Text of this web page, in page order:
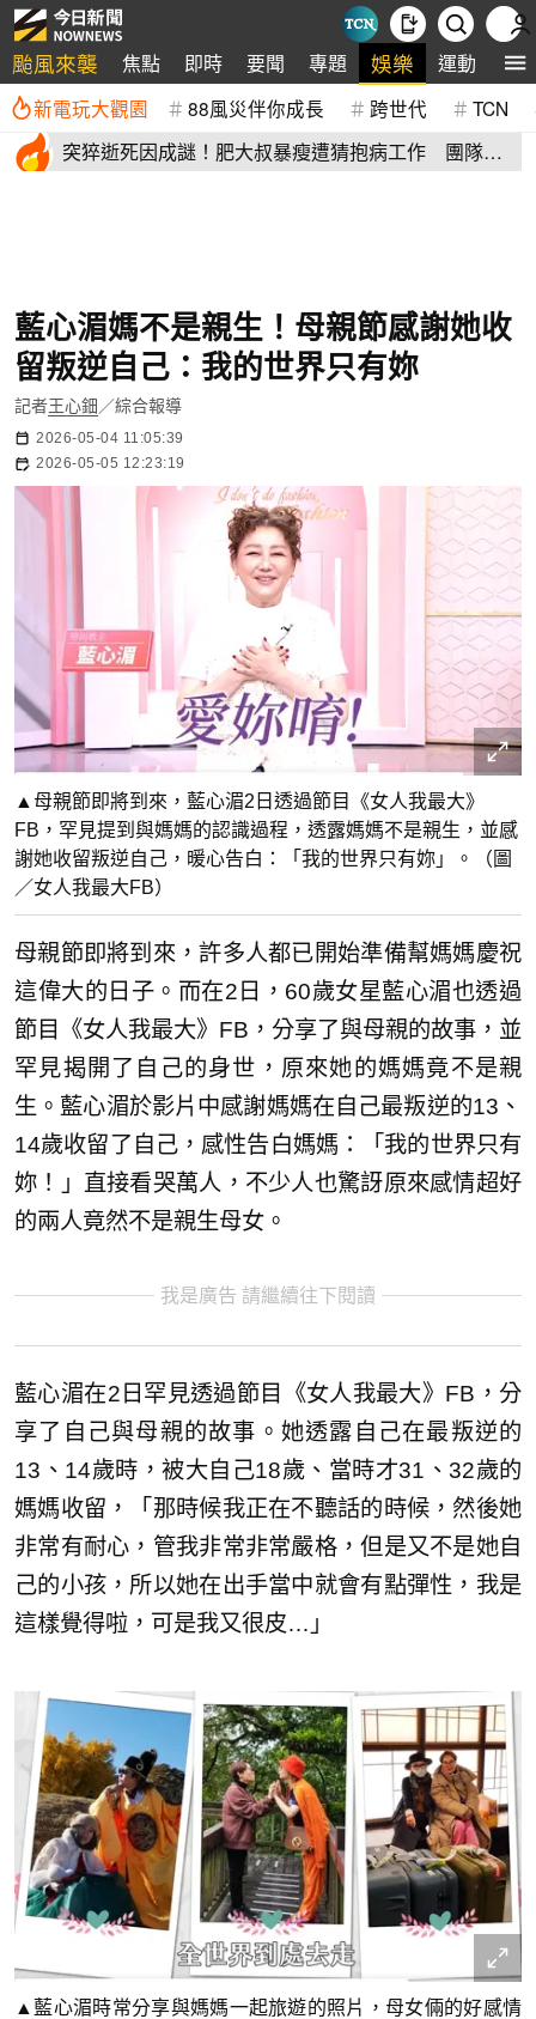
颱風來襲 焦點 即時 要聞 專題 娛樂 運動 全
新電玩大觀園 88風災伴你成長 跨世代 TCN
突猝逝死因成謎！肥大叔暴瘦遭猜抱病工作 團隊宣
藍心湄媽不是親生！母親節感謝她收
留叛逆自己：我的世界只有妳
記者王心鈿 ／綜合報導
2026-05-04 11:05:39
2026-05-05 12:23:19
▲母親節即將到來，藍心湄2日透過節目《女人我最大》
FB，罕見提到與媽媽的認識過程，透露媽媽不是親生，並感
謝她收留叛逆自己，暖心告白：「我的世界只有妳」。（圖
／女人我最大FB）
母親節即將到來，許多人都已開始準備幫媽媽慶祝
這偉大的日子。而在2日，60歲女星藍心湄也透過
節目《女人我最大》FB，分享了與母親的故事，並
罕見揭開了自己的身世，原來她的媽媽竟不是親
生。藍心湄於影片中感謝媽媽在自己最叛逆的13、
14歲收留了自己，感性告白媽媽：「我的世界只有
妳！」直接看哭萬人，不少人也驚訝原來感情超好
的兩人竟然不是親生母女。
我是廣告 請繼續往下閱讀
藍心湄在2日罕見透過節目《女人我最大》FB，分
享了自己與母親的故事。她透露自己在最叛逆的
13、14歲時，被大自己18歲、當時才31、32歲的
媽媽收留，「那時候我正在不聽話的時候，然後她
非常有耐心，管我非常非常嚴格，但是又不是她自
己的小孩，所以她在出手當中就會有點彈性，我是
這樣覺得啦，可是我又很皮…」
▲藍心湄時常分享與媽媽一起旅遊的照片，母女倆的好感情